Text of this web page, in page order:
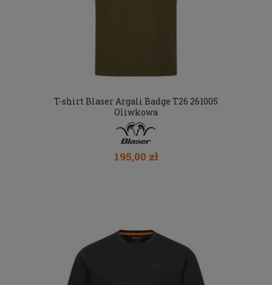
T-shirt Blaser Argali Badge T26 261005
Oliwkowa
195,00 zł